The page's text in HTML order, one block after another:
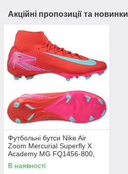
Акційні пропозиції та новинки
Футбольні бутси Nike Air
Zoom Mercurial Superfly X
Academy MG FQ1456-800,
Червоний, Розмір (EU) —
44.5
В наявності